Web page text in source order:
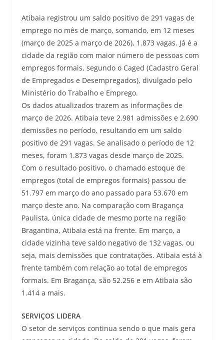
Atibaia registrou um saldo positivo de 291 vagas de
emprego no mês de março, somando, em 12 meses
(março de 2025 a março de 2026), 1.873 vagas. Já é a
cidade da região com maior número de pessoas com
empregos formais, segundo o Caged (Cadastro Geral
de Empregados e Desempregados), divulgado pelo
Ministério do Trabalho e Emprego.
Os dados atualizados trazem as informações de
março de 2026. Atibaia teve 2.981 admissões e 2.690
demissões no período, resultando em um saldo
positivo de 291 vagas. Se analisado o período de 12
meses, foram 1.873 vagas desde março de 2025.
Com o resultado positivo, o chamado estoque de
empregos (total de empregos formais) passou de
51.797 em março do ano passado para 53.670 em
março deste ano. Na comparação com Bragança
Paulista, única cidade de mesmo porte na região
Bragantina, Atibaia está na frente. Em março, a
cidade vizinha teve saldo negativo de 132 vagas, ou
seja, mais demissões que contratações. Atibaia está à
frente também com relação ao total de empregos
formais. Em Bragança, são 52.256 e em Atibaia são
1.414 a mais.
SERVIÇOS LIDERA
O setor de serviços continua sendo o que mais gera